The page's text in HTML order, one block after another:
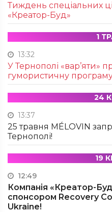
Тиждень спеціальних
«Креатор-Буд»
1
13:32
У Тернополі «вар’яти»
гумористичну
24
13:37
25 травня MÉLOVIN
Тернополі!
19
12:49
Компанія «Креатор-
спонсором Recovery
Ukraine!